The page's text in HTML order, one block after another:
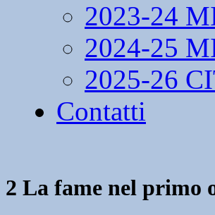
2023-24
2024-25
2025-26
Contatti
2 La fame nel primo